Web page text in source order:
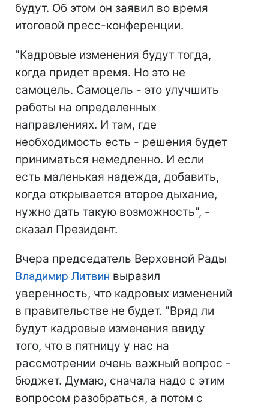
будут. Об этом он заявил во время
итоговой пресс-конференции.
"Кадровые изменения будут тогда,
когда придет время. Но это не
самоцель. Самоцель - это улучшить
работы на определенных
направлениях. И там, где
необходимость есть - решения будет
приниматься немедленно. И если
есть маленькая надежда, добавить,
когда открывается второе дыхание,
нужно дать такую возможность", -
сказал Президент.
Вчера председатель Верховной Рады
Владимир Литвин выразил
уверенность, что кадровых изменений
в правительстве не будет. "Вряд ли
будут кадровые изменения ввиду
того, что в пятницу у нас на
рассмотрении очень важный вопрос -
бюджет. Думаю, сначала надо с этим
вопросом разобраться, а потом с